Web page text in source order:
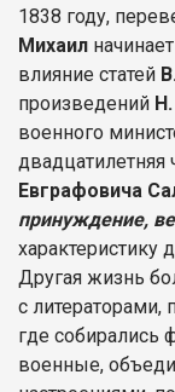
1838 году,
Михаил
влияние статей
произведений
военного
двадцатилетняя
Евграфовича
принуждение,
характеристику
Другая жизнь
с литераторами,
где собирались
военные,